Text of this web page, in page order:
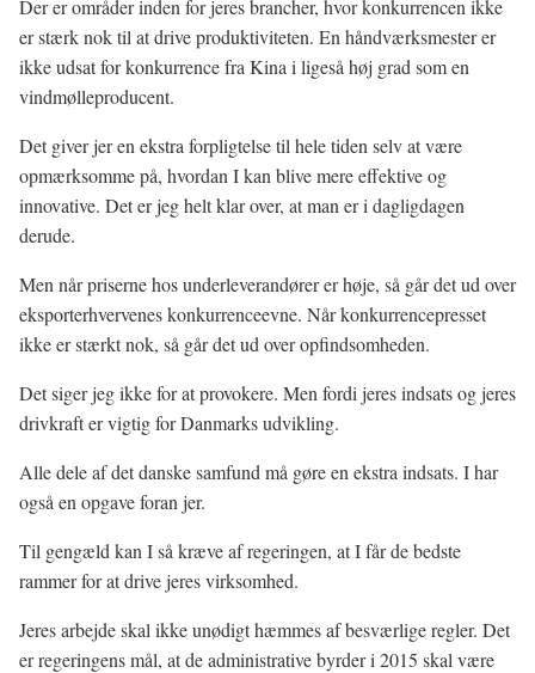
Der er områder inden for jeres brancher, hvor konkurrencen ikke
er stærk nok til at drive produktiviteten. En håndværksmester er
ikke udsat for konkurrence fra Kina i ligeså høj grad som en
vindmølleproducent.
Det giver jer en ekstra forpligtelse til hele tiden selv at være
opmærksomme på, hvordan I kan blive mere effektive og
innovative. Det er jeg helt klar over, at man er i dagligdagen
derude.
Men når priserne hos underleverandører er høje, så går det ud over
eksporterhvervenes konkurrenceevne. Når konkurrencepresset
ikke er stærkt nok, så går det ud over opfindsomheden.
Det siger jeg ikke for at provokere. Men fordi jeres indsats og jeres
drivkraft er vigtig for Danmarks udvikling.
Alle dele af det danske samfund må gøre en ekstra indsats. I har
også en opgave foran jer.
Til gengæld kan I så kræve af regeringen, at I får de bedste
rammer for at drive jeres virksomhed.
Jeres arbejde skal ikke unødigt hæmmes af besværlige regler. Det
er regeringens mål, at de administrative byrder i 2015 skal være